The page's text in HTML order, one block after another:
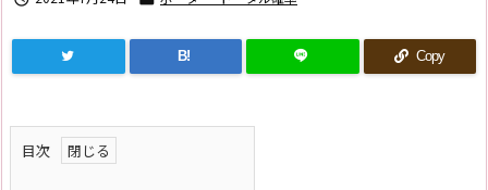
B! Copy
目次